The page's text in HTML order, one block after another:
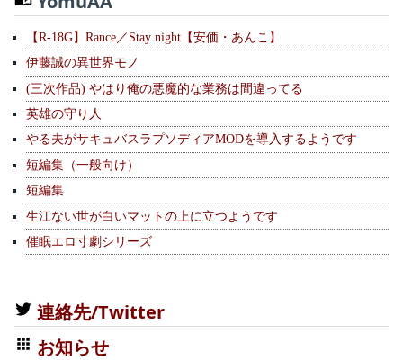
【R-18G】Rance／Stay night【安価・あんこ】
伊藤誠の異世界モノ
(三次作品) やはり俺の悪魔的な業務は間違ってる
英雄の守り人
やる夫がサキュバスラプソディアMODを導入するようです
短編集（一般向け）
短編集
生江ない世が白いマットの上に立つようです
催眠エロ寸劇シリーズ
連絡先/Twitter
お知らせ